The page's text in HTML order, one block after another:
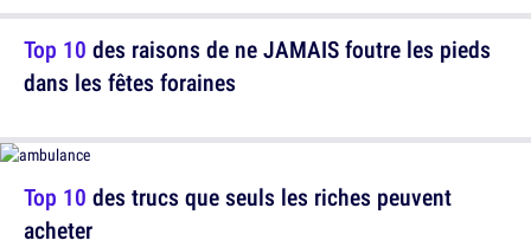
Top 10 des trucs que seuls les riches peuvent
acheter
Top 10 des raisons de ne JAMAIS foutre les pieds
dans les fêtes foraines